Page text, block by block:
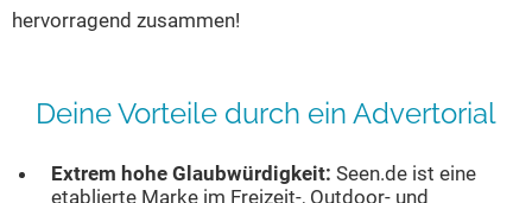
hervorragend zusammen!
Deine Vorteile durch ein Advertorial
Extrem hohe Glaubwürdigkeit: Seen.de ist eine
etablierte Marke im Freizeit-, Outdoor- und